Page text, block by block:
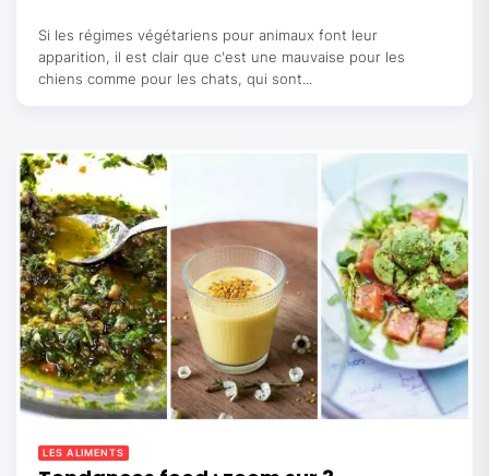
Si les régimes végétariens pour animaux font leur
apparition, il est clair que c'est une mauvaise pour les
chiens comme pour les chats, qui sont...
LES ALIMENTS